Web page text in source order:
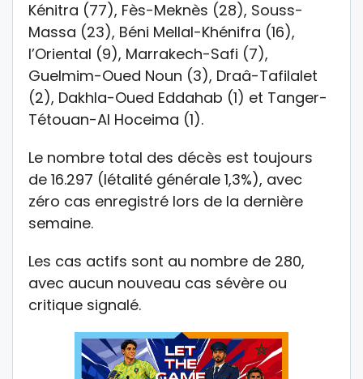
Kénitra (77), Fès-Meknès (28), Souss-
Massa (23), Béni Mellal-Khénifra (16),
l’Oriental (9), Marrakech-Safi (7),
Guelmim-Oued Noun (3), Draâ-Tafilalet
(2), Dakhla-Oued Eddahab (1) et Tanger-
Tétouan-Al Hoceima (1).
Le nombre total des décès est toujours
de 16.297 (létalité générale 1,3%), avec
zéro cas enregistré lors de la dernière
semaine.
Les cas actifs sont au nombre de 280,
avec aucun nouveau cas sévère ou
critique signalé.